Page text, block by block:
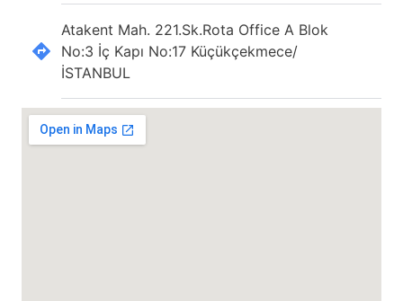
Atakent Mah. 221.Sk.Rota Office A Blok
No:3 İç Kapı No:17 Küçükçekmece/
İSTANBUL